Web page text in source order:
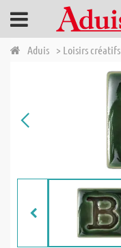
Aduis > Loisirs créatifs